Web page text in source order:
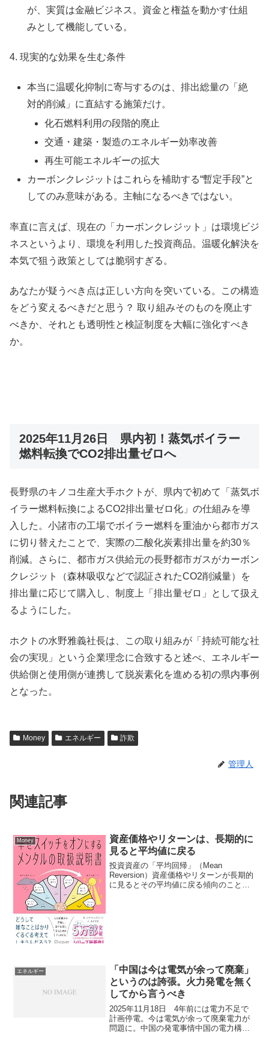
が、実質は金融ビジネス。資金と権益を動かす仕組
みとして機能している。
4. 現実的な効果を生む条件
本当に温暖化抑制に寄与するのは、排出総量の「絶
対的削減」に直結する施策だけ。
化石燃料利用の段階的廃止
交通・建築・製造のエネルギー効率改善
再生可能エネルギーの拡大
カーボンクレジットはこれらを補助する“暫定手段”と
してのみ意味がある。主軸になるべきではない。
率直に言えば、現在の「カーボンクレジット」は環境ビジ
ネスというより、環境を利用した投資商品。温暖化解決を
本気で狙う政策としては脆弱すぎる。
あなたが疑うべき点は正しい方向を突いている。この構造
をどう変えるべきだと思う？ 取り組みそのものを廃止す
べきか、それとも透明性と検証制度を大幅に強化すべき
か。
2025年11月26日 県内初！蒸気ボイラー
燃料転換でCO2排出量ゼロへ
長野県のキノコ生産大手ホクトが、県内で初めて「蒸気ボ
イラー燃料転換によるCO2排出量ゼロ化」の仕組みを導
入した。小諸市の工場でボイラー燃料を重油から都市ガス
に切り替えたことで、実際の二酸化炭素排出量を約30％
削減。さらに、都市ガス供給元の長野都市ガスがカーボン
クレジット（森林吸収などで認証されたCO2削減量）を
排出量に応じて購入し、制度上「排出量ゼロ」として扱え
るようにした。
ホクトの水野雅義社長は、この取り組みが「持続可能な社
会の実現」という企業理念に合致すると述べ、エネルギー
供給側と使用側が連携して脱炭素化を進める初の県内事例
となった。
Money エネルギー 詐欺
管理人
関連記事
Money
資産価格やリターンは、長期的に
見ると平均値に戻る
投資資産の「平均回帰」（Mean
Reversion）資産価格やリターンが長期的
に見るとその平均値に戻る傾向のことを
エネルギー
「中国は今は電気が余って廃棄」
というのは誇張。火力発電を無く
してから言うべき
2025年11月18日 4年前には電力不足で
計画停電。今は電気が余って廃棄電力が
問題に。中国の発電事情中国の電力構造